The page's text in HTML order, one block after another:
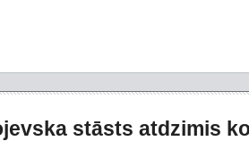
stāsts atdzimis